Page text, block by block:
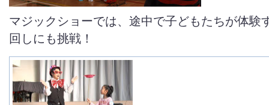
マジックショーでは、途中で子どもたちが体験
回しにも挑戦！